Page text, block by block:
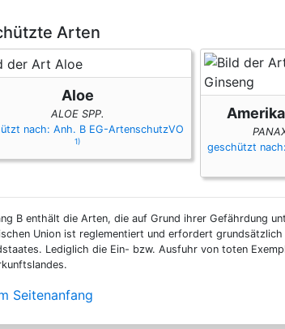
Arten
Aloe
ALOE SPP.
nach: Anh. B EG-ArtenschutzVO
1)
geschützt
B enthält die Arten, die auf Grund ihrer Gefährdung
Union ist reglementiert und erfordert
Lediglich die Ein- bzw. Ausfuhr von toten
Seitenanfang